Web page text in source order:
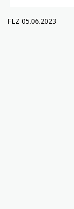
FLZ 05.06.2023